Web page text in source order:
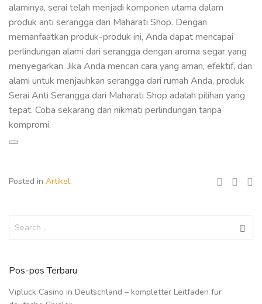
alaminya, serai telah menjadi komponen utama dalam
produk anti serangga dari Maharati Shop. Dengan
memanfaatkan produk-produk ini, Anda dapat mencapai
perlindungan alami dari serangga dengan aroma segar yang
menyegarkan. Jika Anda mencari cara yang aman, efektif, dan
alami untuk menjauhkan serangga dari rumah Anda, produk
Serai Anti Serangga dari Maharati Shop adalah pilihan yang
tepat. Coba sekarang dan nikmati perlindungan tanpa
kompromi.
Posted in Artikel.
Pos-pos Terbaru
Vipluck Casino in Deutschland – kompletter Leitfaden für